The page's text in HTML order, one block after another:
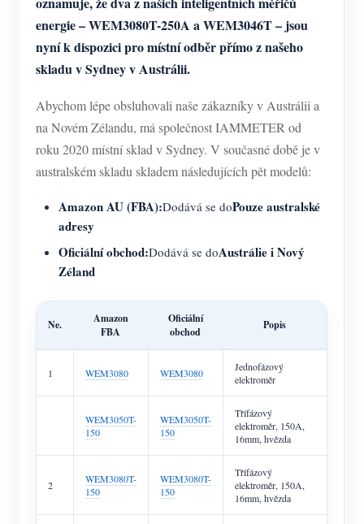
energie – WEM3080T-250A a WEM3046T – jsou
nyní k dispozici pro místní odběr přímo z našeho
skladu v Sydney v Austrálii.
Abychom lépe obsluhovali naše zákazníky v Austrálii a
na Novém Zélandu, má společnost IAMMETER od
roku 2020 místní sklad v Sydney. V současné době je v
australském skladu skladem následujících pět modelů:
Amazon AU (FBA):Dodává se doPouze australské
adresy
Oficiální obchod:Dodává se doAustrálie i Nový
Zéland
Ne.
Amazon
FBA
Oficiální
obchod
Popis
1 WEM3080 WEM3080
Jednofázový
elektroměr
WEM3050T-
150
WEM3050T-
150
Třífázový
elektroměr, 150A,
16mm, hvězda
2
WEM3080T-
150
WEM3080T-
150
Třífázový
elektroměr, 150A,
16mm, hvězda